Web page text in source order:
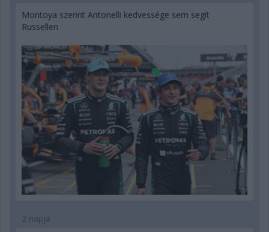
Montoya szerint Antonelli kedvessége sem segít
Russellen
2 napja